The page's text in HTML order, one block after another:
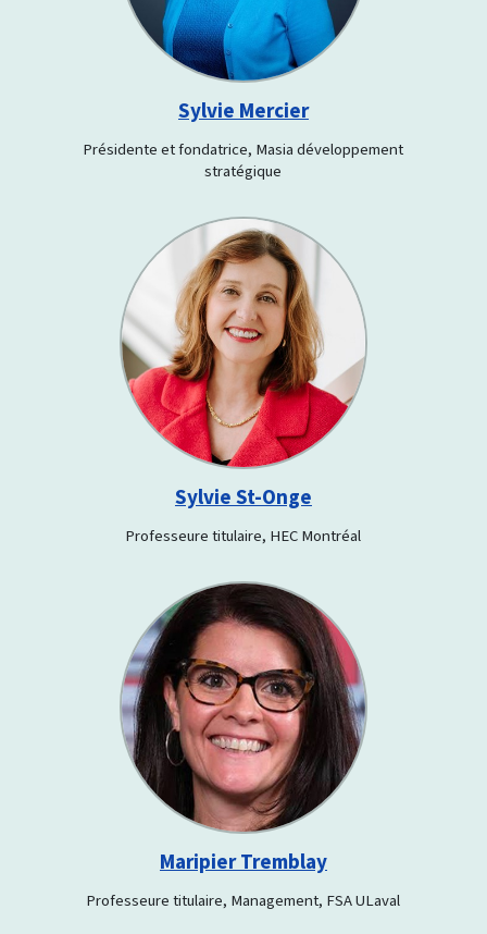
Sylvie Mercier
Présidente et fondatrice, Masia développement
stratégique
Sylvie St-Onge
Professeure titulaire, HEC Montréal
Maripier Tremblay
Professeure titulaire, Management, FSA ULaval